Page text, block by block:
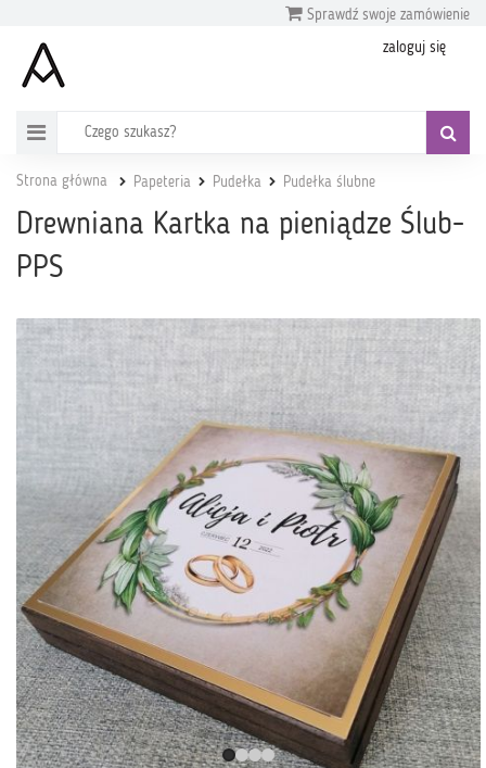
Sprawdź swoje zamówienie
zaloguj się
Strona główna Papeteria Pudełka Pudełka ślubne
Drewniana Kartka na pieniądze Ślub-
PPS